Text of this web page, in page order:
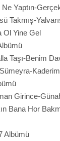
Yaptın-
Takmış-
Ol Yine Gel
Taşı-Benim
Girince-
Bana Hor
Albümü